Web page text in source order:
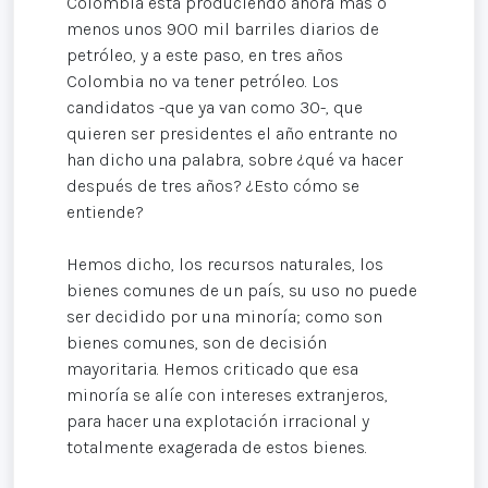
menos unos 900 mil barriles diarios de
petróleo, y a este paso, en tres años
Colombia no va tener petróleo. Los
candidatos -que ya van como 30-, que
quieren ser presidentes el año entrante no
han dicho una palabra, sobre ¿qué va hacer
después de tres años? ¿Esto cómo se
entiende?
Hemos dicho, los recursos naturales, los
bienes comunes de un país, su uso no puede
ser decidido por una minoría; como son
bienes comunes, son de decisión
mayoritaria. Hemos criticado que esa
minoría se alíe con intereses extranjeros,
para hacer una explotación irracional y
totalmente exagerada de estos bienes.